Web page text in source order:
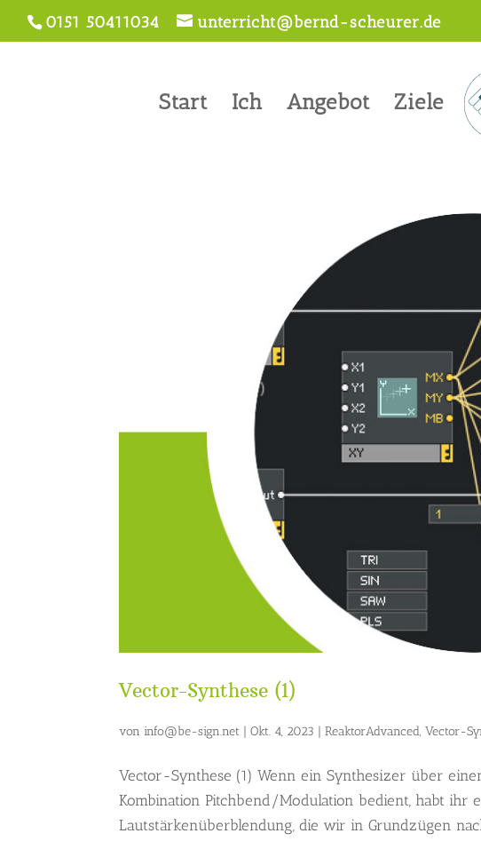
0151 50411034 unterricht@bernd-scheurer.de
Start Ich Angebot Ziele
Vector-Synthese (1)
von info@be-sign.net |Okt. 4, 2023 |ReaktorAdvanced,Vector-
Vector-Synthese (1) Wenn ein Synthesizer über
Kombination Pitchbend/Modulation bedient, habt ihr
Lautstärkenüberblendung, die wir in Grundzügen